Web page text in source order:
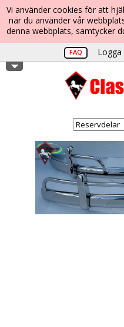
Vi använder cookies för att
när du använder vår
denna webbplats, samtycker
FAQ Logga